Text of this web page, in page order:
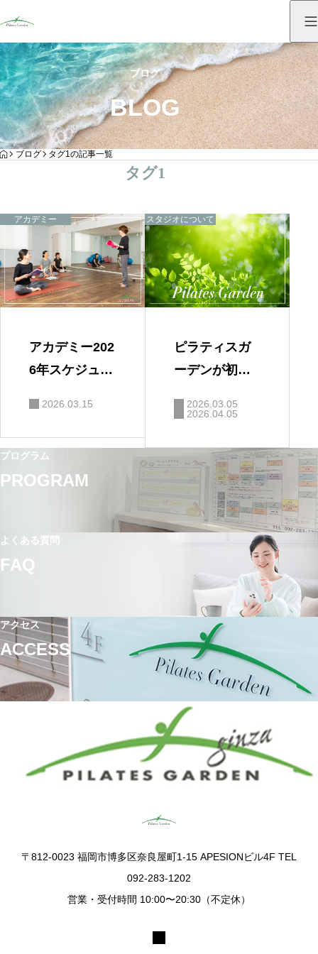
ブログ
BLOG
HOME
ブログ タグ1の記事一覧
タグ1
アカデミー
アカデミー202
6年スケジュー
2026.03.15
スタジオについて
ピラティスガ
ーデンが初め
2026.03.05
2026.04.05
プログラム
PROGRAM
よくある質問
FAQ
アクセス
ACCESS
〒812-0023 福岡市博多区奈良屋町1-15 APESIONビル4F TEL
092-283-1202
営業・受付時間 10:00〜20:30（不定休）